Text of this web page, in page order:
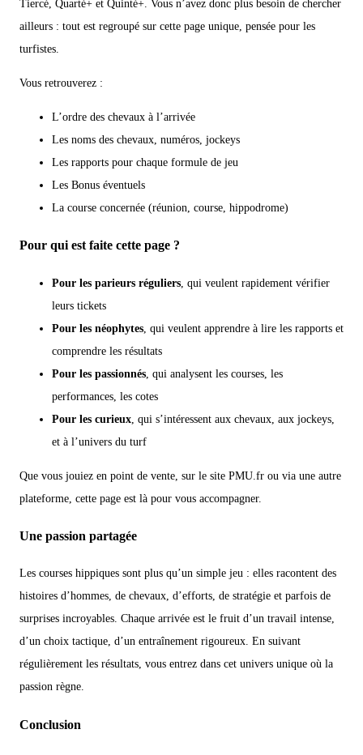
Tiercé, Quarté+ et Quinté+. Vous n’avez donc plus besoin de chercher
ailleurs : tout est regroupé sur cette page unique, pensée pour les
turfistes.
Vous retrouverez :
L’ordre des chevaux à l’arrivée
Les noms des chevaux, numéros, jockeys
Les rapports pour chaque formule de jeu
Les Bonus éventuels
La course concernée (réunion, course, hippodrome)
Pour qui est faite cette page ?
Pour les parieurs réguliers , qui veulent rapidement vérifier
leurs tickets
Pour les néophytes , qui veulent apprendre à lire les rapports et
comprendre les résultats
Pour les passionnés , qui analysent les courses, les
performances, les cotes
Pour les curieux , qui s’intéressent aux chevaux, aux jockeys,
et à l’univers du turf
Que vous jouiez en point de vente, sur le site PMU.fr ou via une autre
plateforme, cette page est là pour vous accompagner.
Une passion partagée
Les courses hippiques sont plus qu’un simple jeu : elles racontent des
histoires d’hommes, de chevaux, d’efforts, de stratégie et parfois de
surprises incroyables. Chaque arrivée est le fruit d’un travail intense,
d’un choix tactique, d’un entraînement rigoureux. En suivant
régulièrement les résultats, vous entrez dans cet univers unique où la
passion règne.
Conclusion